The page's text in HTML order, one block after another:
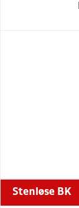
Stenløse BK